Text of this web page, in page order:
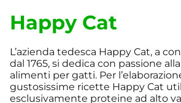
Happy Cat
L’azienda tedesca Happy Cat, a
dal 1765, si dedica con passione
alimenti per gatti. Per
gustosissime ricette Happy Cat
esclusivamente proteine ad alto